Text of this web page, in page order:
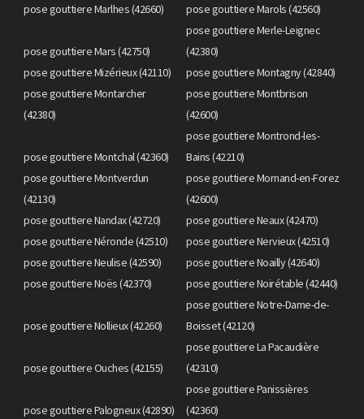
pose gouttiere Marlhes (42660)
pose gouttiere Marols (42560)
pose gouttiere Mars (42750)
pose gouttiere Merle-Leignec
(42380)
pose gouttiere Mizérieux (42110)
pose gouttiere Montagny (42840)
pose gouttiere Montarcher
(42380)
pose gouttiere Montbrison
(42600)
pose gouttiere Montchal (42360)
pose gouttiere Montrond-les-
Bains (42210)
pose gouttiere Montverdun
(42130)
pose gouttiere Mornand-en-Forez
(42600)
pose gouttiere Nandax (42720)
pose gouttiere Neaux (42470)
pose gouttiere Néronde (42510)
pose gouttiere Nervieux (42510)
pose gouttiere Neulise (42590)
pose gouttiere Noailly (42640)
pose gouttiere Noës (42370)
pose gouttiere Noirétable (42440)
pose gouttiere Nollieux (42260)
pose gouttiere Notre-Dame-de-
Boisset (42120)
pose gouttiere Ouches (42155)
pose gouttiere La Pacaudière
(42310)
pose gouttiere Palogneux (42890)
pose gouttiere Panissières
(42360)